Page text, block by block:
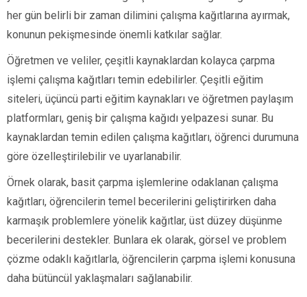
her gün belirli bir zaman dilimini çalışma kağıtlarına ayırmak,
konunun pekişmesinde önemli katkılar sağlar.
Öğretmen ve veliler, çeşitli kaynaklardan kolayca çarpma
işlemi çalışma kağıtları temin edebilirler. Çeşitli eğitim
siteleri, üçüncü parti eğitim kaynakları ve öğretmen paylaşım
platformları, geniş bir çalışma kağıdı yelpazesi sunar. Bu
kaynaklardan temin edilen çalışma kağıtları, öğrenci durumuna
göre özelleştirilebilir ve uyarlanabilir.
Örnek olarak, basit çarpma işlemlerine odaklanan çalışma
kağıtları, öğrencilerin temel becerilerini geliştirirken daha
karmaşık problemlere yönelik kağıtlar, üst düzey düşünme
becerilerini destekler. Bunlara ek olarak, görsel ve problem
çözme odaklı kağıtlarla, öğrencilerin çarpma işlemi konusuna
daha bütüncül yaklaşmaları sağlanabilir.